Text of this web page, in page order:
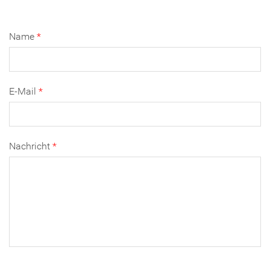
Name
E-Mail
Nachricht